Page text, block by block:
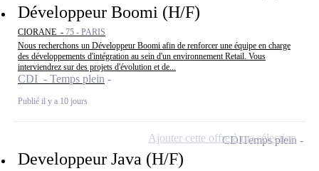
Développeur Boomi (H/F)
CIORANE - 75 - PARIS
Nous recherchons un Développeur Boomi afin de renforcer une équipe en charge
des développements d'intégration au sein d'un environnement Retail. Vous
interviendrez sur des projets d'évolution et de...
CDI - Temps plein
Publié il y a 10 jours
Developpeur Java (H/F)
CDITemps plein
Ajouter cette offre à ma sélection